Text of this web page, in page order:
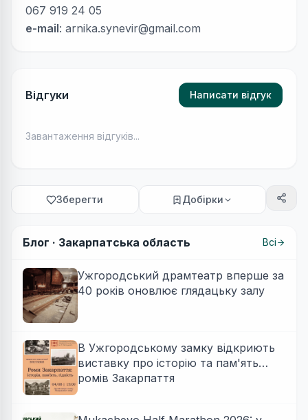
067 919 24 05
e-mail: arnika.synevir@gmail.com
Відгуки Написати відгук
Завантаження відгуків...
Зберегти Добірки
Блог · Закарпатська область Всі
Ужгородський драмтеатр вперше за
40 років оновлює глядацьку залу
В Ужгородському замку відкриють
виставку про історію та пам'ять
ромів Закарпаття